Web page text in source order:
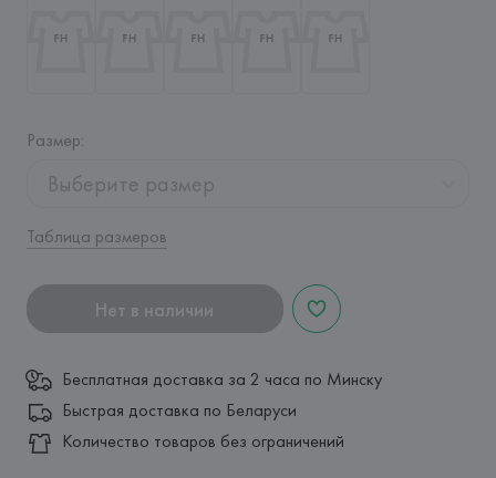
Размер:
Выберите размер
Таблица размеров
Нет в наличии
Бесплатная доставка за 2 часа по Минску
Быстрая доставка по Беларуси
Количество товаров без ограничений